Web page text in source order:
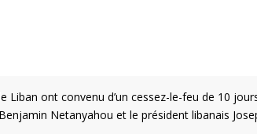
Liban ont convenu d’un cessez-le-feu de 10
Netanyahou et le président libanais